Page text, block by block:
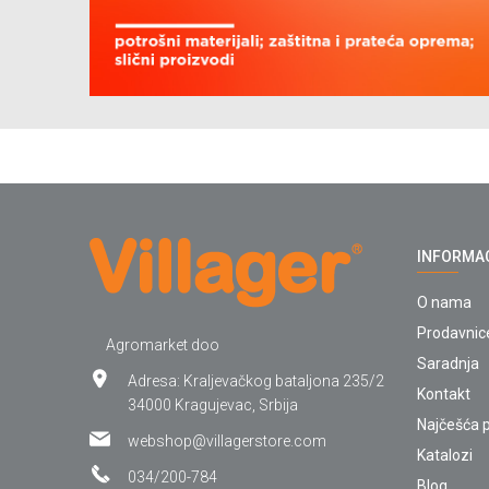
Agromarket doo
Adresa: Kraljevačkog bataljona 235/2
34000 Kragujevac, Srbija
webshop@villagerstore.com
034/200-784
O nama
Saradnja
Kontakt
Najčešća
Katalozi